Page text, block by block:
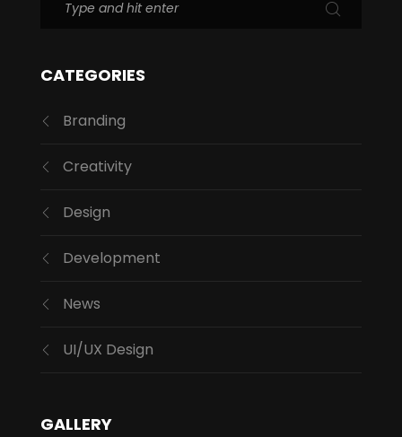
CATEGORIES
Branding
Creativity
Design
Development
News
UI/UX Design
GALLERY